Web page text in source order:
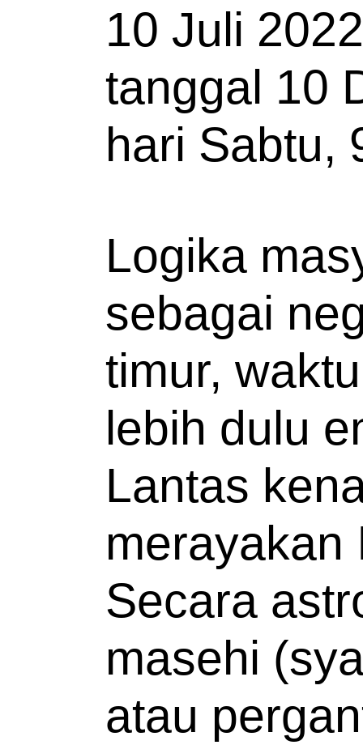
10 Juli
tanggal 10
hari Sabtu,
Logika
sebagai
timur,
lebih dulu
Lantas
merayakan
Secara
masehi
atau